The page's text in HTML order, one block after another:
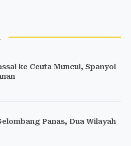
ke Ceuta Muncul, Spanyol
Panas, Dua Wilayah